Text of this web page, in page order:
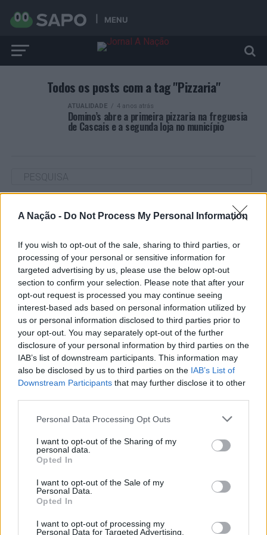
A Nação - Do Not Process My Personal Information
If you wish to opt-out of the sale, sharing to third parties, or
processing of your personal or sensitive information for
targeted advertising by us, please use the below opt-out
section to confirm your selection. Please note that after your
opt-out request is processed you may continue seeing
interest-based ads based on personal information utilized by
us or personal information disclosed to third parties prior to
your opt-out. You may separately opt-out of the further
disclosure of your personal information by third parties on the
IAB’s list of downstream participants. This information may
also be disclosed by us to third parties on the IAB’s List of
Downstream Participants that may further disclose it to other
Personal Data Processing Opt Outs
I want to opt-out of the Sharing of my
personal data.
Opted In
I want to opt-out of the Sale of my
Personal Data.
Opted In
I want to opt-out of processing my
Personal Data for Targeted Advertising.
MENU
Todos os posts com a tag "Pizzaria"
ATUALIDADE 4 anos atrás
Domino’s abre a primeira pizzaria na freguesia
de Cascais e a segunda loja no município
ARTIGOS RECENTES
de “provocar” mudanças genéticas, diz neurocientista
“Millennium Estoril Open 2026” regressou ao circuito ATP
com vitória do francês Luca Van Assche
Castelo Branco: “Bienal Internacional de Artes e Ofícios”
promete afirmar artesanato, património e inovação como
“motores de desenvolvimento económico e cultural” do
município português
Covilhã: Especialista aponta investimento estrangeiro e
Rio de Janeiro: Governo do Estado propõe parceria com a
FUNCEX para “reforçar inteligência sobre comércio
exterior”